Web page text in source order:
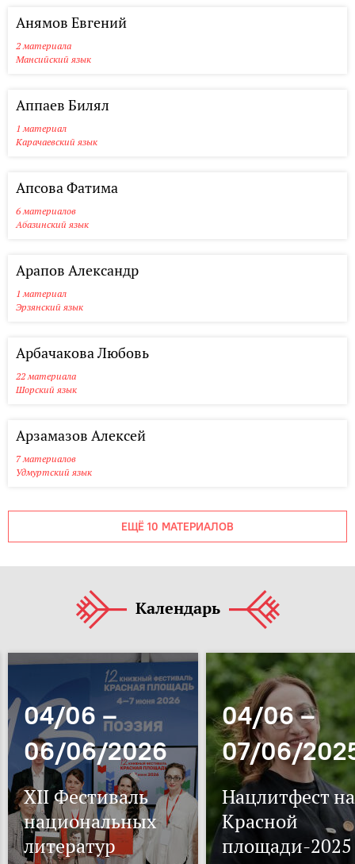
Анямов Евгений
2 материала
Мансийский язык
Аппаев Билял
1 материал
Карачаевский язык
Апсова Фатима
6 материалов
Абазинский язык
Арапов Александр
1 материал
Эрзянский язык
Арбачакова Любовь
22 материала
Шорский язык
Арзамазов Алексей
7 материалов
Удмуртский язык
ЕЩЁ 10 МАТЕРИАЛОВ
Календарь
04/06 –
06/06/2026
XII Фестиваль
национальных
литератур
04/06 –
07/06/
Нацлитфест на
Красной
площади-2025